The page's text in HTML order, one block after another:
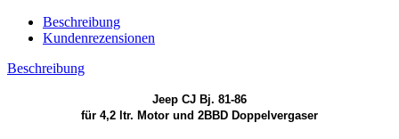
Beschreibung
Kundenrezensionen
Beschreibung
Jeep CJ Bj. 81-86
für 4,2 ltr. Motor und 2BBD Doppelvergaser